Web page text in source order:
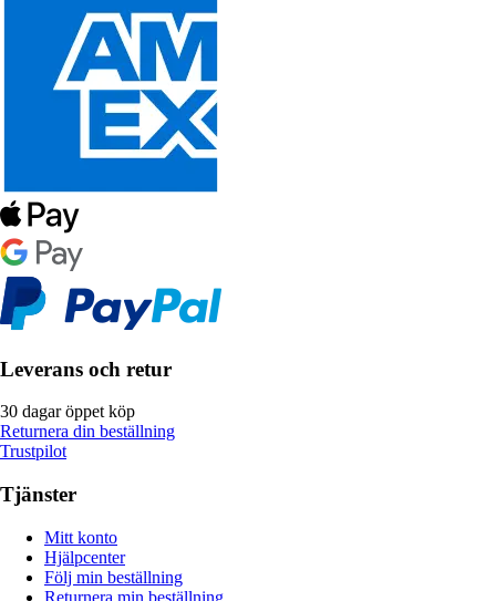
Leverans och retur
30 dagar öppet köp
Returnera din beställning
Trustpilot
Tjänster
Mitt konto
Hjälpcenter
Följ min beställning
Returnera min beställning